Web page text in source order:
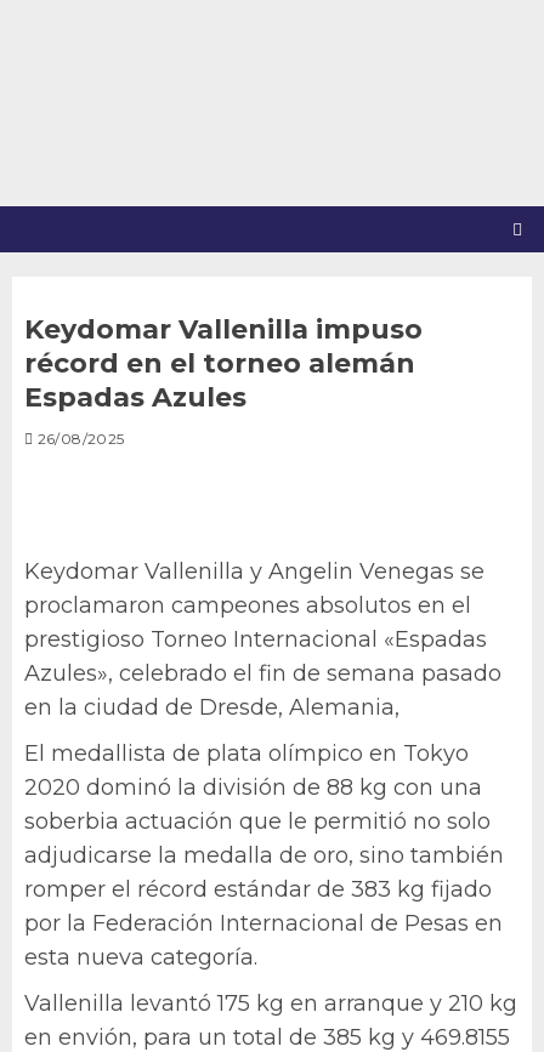
Keydomar Vallenilla impuso
récord en el torneo alemán
Espadas Azules
26/08/2025
Keydomar Vallenilla y Angelin Venegas se
proclamaron campeones absolutos en el
prestigioso Torneo Internacional «Espadas
Azules», celebrado el fin de semana pasado
en la ciudad de Dresde, Alemania,
El medallista de plata olímpico en Tokyo
2020 dominó la división de 88 kg con una
soberbia actuación que le permitió no solo
adjudicarse la medalla de oro, sino también
romper el récord estándar de 383 kg fijado
por la Federación Internacional de Pesas en
esta nueva categoría.
Vallenilla levantó 175 kg en arranque y 210 kg
en envión, para un total de 385 kg y 469.8155